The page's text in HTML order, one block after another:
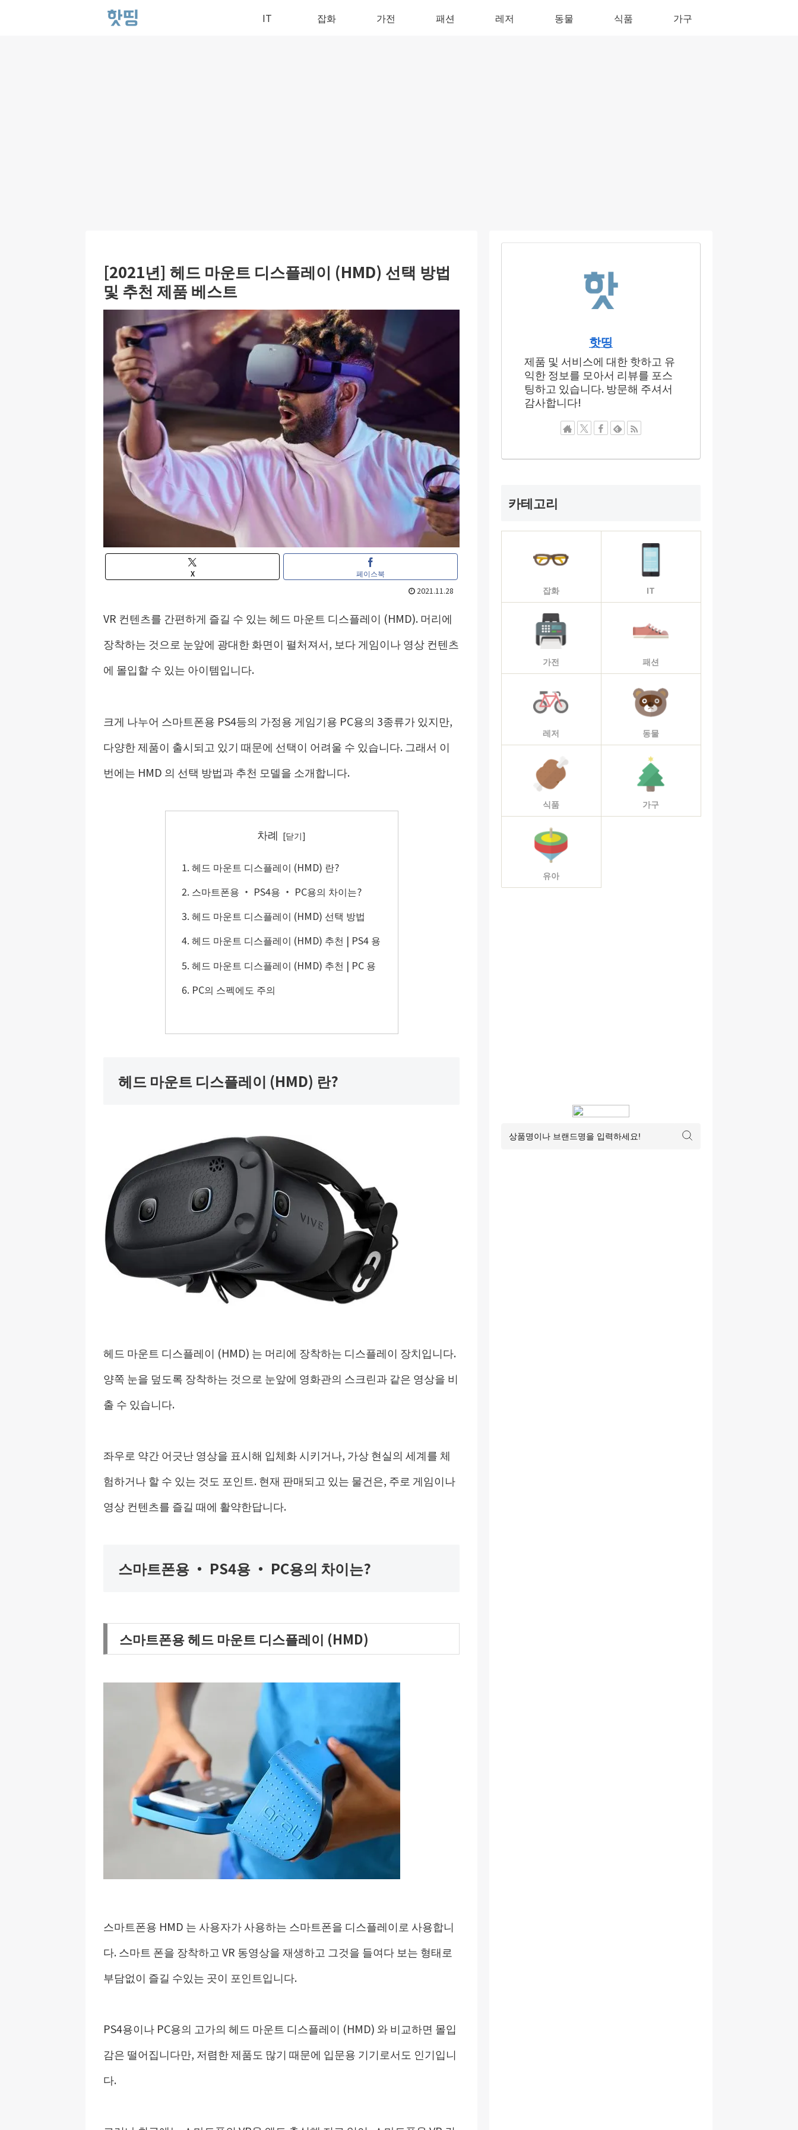
IT 잡화 가전 패션 레저 동물 식품 가구
[2021년] 헤드 마운트 디스플레이 (HMD) 선택 방법
및 추천 제품 베스트
X 페이스북
2021.11.28
VR 컨텐츠를 간편하게 즐길 수 있는 헤드 마운트 디스플레이 (HMD). 머리에
장착하는 것으로 눈앞에 광대한 화면이 펼처져서, 보다 게임이나 영상 컨텐츠
에 몰입할 수 있는 아이템입니다.
크게 나누어 스마트폰용 PS4등의 가정용 게임기용 PC용의 3종류가 있지만,
다양한 제품이 출시되고 있기 때문에 선택이 어려울 수 있습니다. 그래서 이
번에는 HMD 의 선택 방법과 추천 모델을 소개합니다.
차례
헤드 마운트 디스플레이 (HMD) 란?
스마트폰용 ・ PS4용 ・ PC용의 차이는?
헤드 마운트 디스플레이 (HMD) 선택 방법
헤드 마운트 디스플레이 (HMD) 추천 | PS4 용
헤드 마운트 디스플레이 (HMD) 추천 | PC 용
PC의 스펙에도 주의
헤드 마운트 디스플레이 (HMD) 란?
헤드 마운트 디스플레이 (HMD) 는 머리에 장착하는 디스플레이 장치입니다.
양쪽 눈을 덮도록 장착하는 것으로 눈앞에 영화관의 스크린과 같은 영상을 비
출 수 있습니다.
좌우로 약간 어긋난 영상을 표시해 입체화 시키거나, 가상 현실의 세계를 체
험하거나 할 수 있는 것도 포인트. 현재 판매되고 있는 물건은, 주로 게임이나
영상 컨텐츠를 즐길 때에 활약한답니다.
스마트폰용 ・ PS4용 ・ PC용의 차이는?
스마트폰용 헤드 마운트 디스플레이 (HMD)
스마트폰용 HMD 는 사용자가 사용하는 스마트폰을 디스플레이로 사용합니
다. 스마트 폰을 장착하고 VR 동영상을 재생하고 그것을 들여다 보는 형태로
부담없이 즐길 수있는 곳이 포인트입니다.
PS4용이나 PC용의 고가의 헤드 마운트 디스플레이 (HMD) 와 비교하면 몰입
감은 떨어집니다만, 저렴한 제품도 많기 때문에 입문용 기기로서도 인기입니
다.
핫띵
제품 및 서비스에 대한 핫하고 유
익한 정보를 모아서 리뷰를 포스
팅하고 있습니다. 방문해 주셔서
감사합니다!
카테고리
잡화 IT
가전 패션
레저 동물
식품 가구
유아